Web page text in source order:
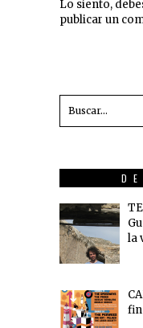
Lo siento,
publicar un
la
fin